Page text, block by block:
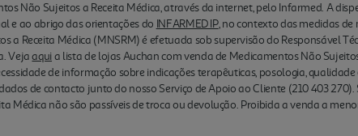
Não Sujeitos a Receita Médica, através da internet, pelo Infarmed. A
e ao abrigo das orientações do INFARMED IP, no contexto das medidas
a Receita Médica (MNSRM) é efetuada sob supervisão do Responsável
Vejaaquia lista de lojas Auchan com venda de Medicamentos Não
de informação sobre indicações terapêuticas, posologia,
de contacto junto do nosso Serviço de Apoio ao Cliente (210 403
Médica não são passíveis de troca ou devolução. Proibida a venda a